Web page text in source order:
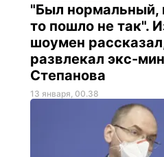
"Был нормальный,
то пошло не так".
шоумен
развлекал экс-
Степанова
13 января, 00.38